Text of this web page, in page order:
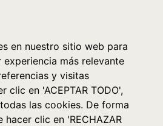
en nuestro sitio web para
más relevante
y visitas
clic en 'ACEPTAR TODO',
las cookies. De forma
hacer clic en 'RECHAZAR